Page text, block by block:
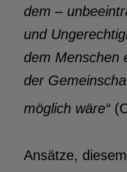
dem –
und
dem Menschen
der
möglich wäre“
Ansätze,